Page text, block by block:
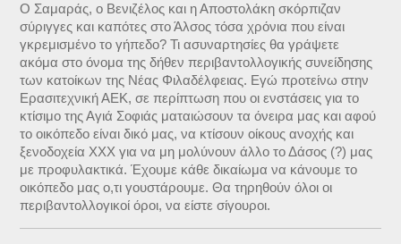
Ο Σαμαράς, ο Βενιζέλος και η Αποστολάκη σκόρπιζαν
σύριγγες και καπότες στο Άλσος τόσα χρόνια που είναι
γκρεμισμένο το γήπεδο? Τι ασυναρτησίες θα γράψετε
ακόμα στο όνομα της δήθεν περιβαντολλογικής συνείδησης
των κατοίκων της Νέας Φιλαδέλφειας. Εγώ προτείνω στην
Ερασιτεχνική ΑΕΚ, σε περίπτωση που οι ενστάσεις για το
κτίσιμο της Αγιά Σοφιάς ματαιώσουν τα όνειρα μας και αφού
το οικόπεδο είναι δικό μας, να κτίσουν οίκους ανοχής και
ξενοδοχεία ΧΧΧ για να μη μολύνουν άλλο το Δάσος (?) μας
με προφυλακτικά. Έχουμε κάθε δικαίωμα να κάνουμε το
οικόπεδο μας ο,τι γουστάρουμε. Θα τηρηθούν όλοι οι
περιβαντολλογικοί όροι, να είστε σίγουροι.